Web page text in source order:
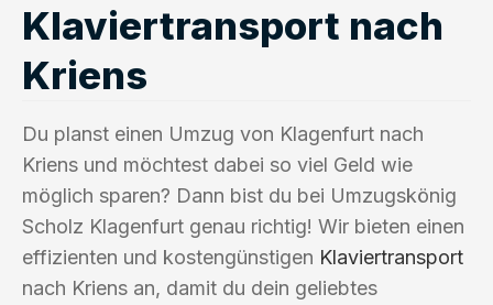
Klaviertransport nach
Kriens
Du planst einen Umzug von Klagenfurt nach
Kriens und möchtest dabei so viel Geld wie
möglich sparen? Dann bist du bei Umzugskönig
Scholz Klagenfurt genau richtig! Wir bieten einen
effizienten und kostengünstigen Klaviertransport
nach Kriens an, damit du dein geliebtes